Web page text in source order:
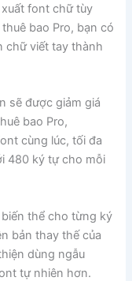
font chữ tùy
bao Pro, bạn có
chữ viết tay thành
sẽ được giảm giá
bao Pro,
cùng lúc, tối đa
480 ký tự cho mỗi
thể cho từng ký
bản thay thế của
dùng ngẫu
tự nhiên hơn.